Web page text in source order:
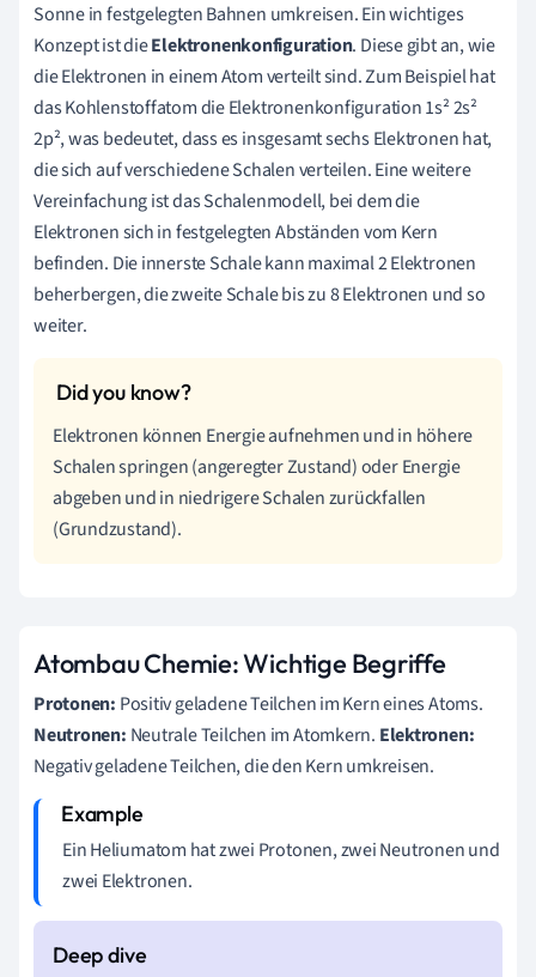
Sonne in festgelegten Bahnen umkreisen. Ein wichtiges
Konzept ist dieElektronenkonfiguration. Diese gibt an, wie
die Elektronen in einem Atom verteilt sind. Zum Beispiel hat
das Kohlenstoffatom die Elektronenkonfiguration 1s² 2s²
2p², was bedeutet, dass es insgesamt sechs Elektronen hat,
die sich auf verschiedene Schalen verteilen. Eine weitere
Vereinfachung ist das Schalenmodell, bei dem die
Elektronen sich in festgelegten Abständen vom Kern
befinden. Die innerste Schale kann maximal 2 Elektronen
beherbergen, die zweite Schale bis zu 8 Elektronen und so
weiter.
Elektronen können Energie aufnehmen und in höhere
Schalen springen (angeregter Zustand) oder Energie
abgeben und in niedrigere Schalen zurückfallen
(Grundzustand).
Atombau Chemie: Wichtige Begriffe
Protonen: Positiv geladene Teilchen im Kern eines Atoms.
Neutronen: Neutrale Teilchen im Atomkern. Elektronen:
Negativ geladene Teilchen, die den Kern umkreisen.
Ein Heliumatom hat zwei Protonen, zwei Neutronen und
zwei Elektronen.